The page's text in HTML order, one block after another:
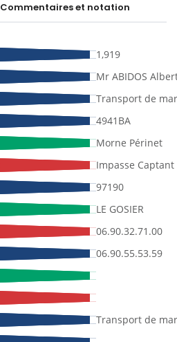
Commentaires et notation
1,919
Mr ABIDOS
Transport de
4941BA
Morne Périnet
Impasse Captant
97190
LE GOSIER
06.90.32.71.00
06.90.55.53.59
Transport de